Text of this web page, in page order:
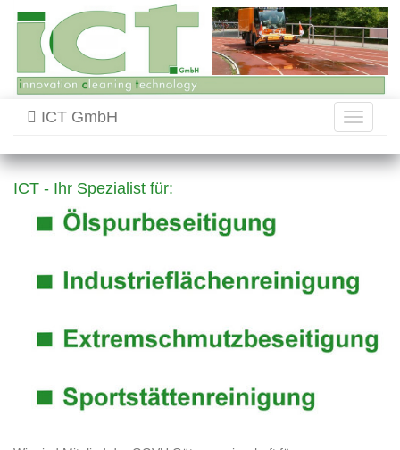
Toggle
ICT GmbH
ICT - Ihr Spezialist für: